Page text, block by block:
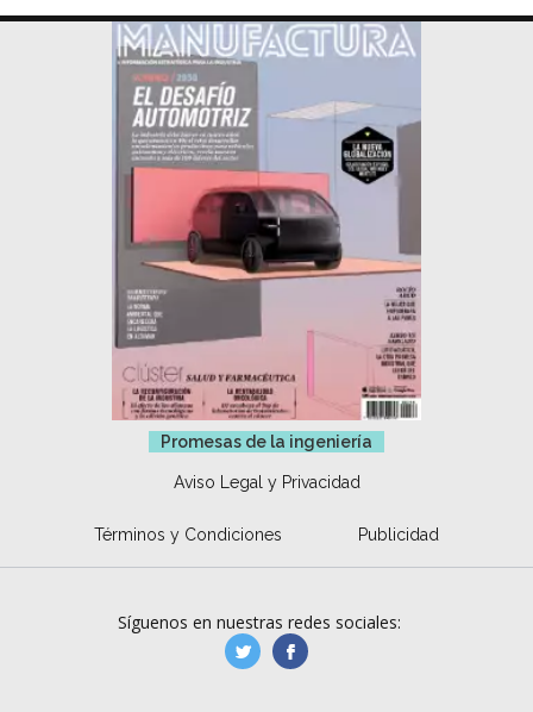
Promesas de la ingeniería
Aviso Legal y Privacidad
Términos y Condiciones Publicidad
Síguenos en nuestras redes sociales:
manufacturaGE